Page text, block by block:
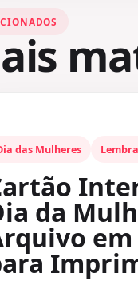
das Mulheres
da
em